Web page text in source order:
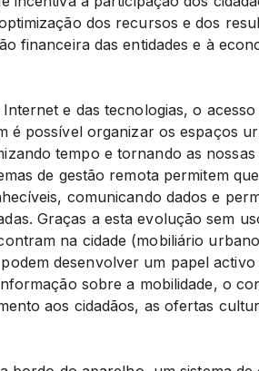
dos recursos e dos
financeira das entidades e à
e das tecnologias, o
é possível organizar os espaços
tempo e tornando as
de gestão remota permitem
comunicando dados e
Graças a esta evolução sem
na cidade (mobiliário
desenvolver um papel
sobre a mobilidade, o
aos cidadãos, as ofertas